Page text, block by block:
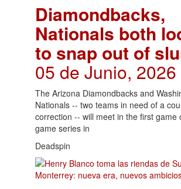
Diamondbacks,
Nationals both
to snap out of
05 de Junio,
The Arizona Diamondbacks and
Nationals -- two teams in need of a
correction -- will meet in the first game
game series in
Deadspin